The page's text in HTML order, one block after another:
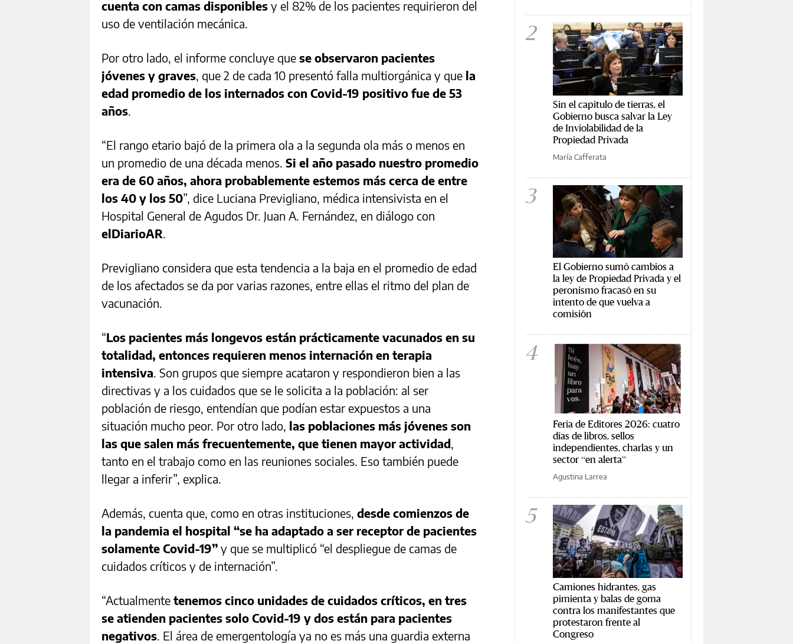
cuenta con camas disponibles y el 82% de los pacientes requirieron del
uso de ventilación mecánica.
Por otro lado, el informe concluye que se observaron pacientes
jóvenes y graves, que 2 de cada 10 presentó falla multiorgánica y que la
edad promedio de los internados con Covid-19 positivo fue de 53
años.
“El rango etario bajó de la primera ola a la segunda ola más o menos en
un promedio de una década menos. Si el año pasado nuestro promedio
era de 60 años, ahora probablemente estemos más cerca de entre
los 40 y los 50”, dice Luciana Previgliano, médica intensivista en el
Hospital General de Agudos Dr. Juan A. Fernández, en diálogo con
elDiarioAR.
Previgliano considera que esta tendencia a la baja en el promedio de edad
de los afectados se da por varias razones, entre ellas el ritmo del plan de
vacunación.
“Los pacientes más longevos están prácticamente vacunados en su
totalidad, entonces requieren menos internación en terapia
intensiva. Son grupos que siempre acataron y respondieron bien a las
directivas y a los cuidados que se le solicita a la población: al ser
población de riesgo, entendían que podían estar expuestos a una
situación mucho peor. Por otro lado, las poblaciones más jóvenes son
las que salen más frecuentemente, que tienen mayor actividad,
tanto en el trabajo como en las reuniones sociales. Eso también puede
llegar a inferir”, explica.
Además, cuenta que, como en otras instituciones, desde comienzos de
la pandemia el hospital “se ha adaptado a ser receptor de pacientes
solamente Covid-19” y que se multiplicó “el despliegue de camas de
cuidados críticos y de internación”.
“Actualmente tenemos cinco unidades de cuidados críticos, en tres
se atienden pacientes solo Covid-19 y dos están para pacientes
negativos. El área de emergentología ya no es más una guardia externa
2
Sin el capítulo de tierras, el
Gobierno busca salvar la Ley
de Inviolabilidad de la
Propiedad Privada
María Cafferata
3
El Gobierno sumó cambios a
la ley de Propiedad Privada y el
peronismo fracasó en su
intento de que vuelva a
comisión
4
Feria de Editores 2026: cuatro
días de libros, sellos
independientes, charlas y un
sector “en alerta”
Agustina Larrea
5
Camiones hidrantes, gas
pimienta y balas de goma
contra los manifestantes que
protestaron frente al
Congreso